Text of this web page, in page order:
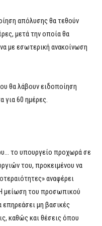
απόλυσης θα τεθούν
μετά την οποία θα
με εσωτερική ανακοίνωση
θα λάβουν ειδοποίηση
για 60 ημέρες.
το υπουργείο προχωρά σε
του, προκειμένου να
αναφέρει
μείωση του προσωπικού
επηρεάσει μη βασικές
καθώς και θέσεις όπου